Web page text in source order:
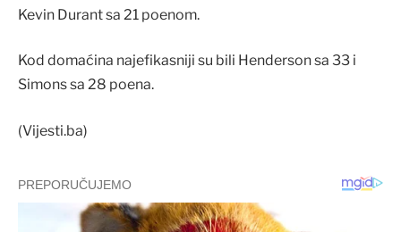
Kevin Durant sa 21 poenom.
Kod domaćina najefikasniji su bili Henderson sa 33 i
Simons sa 28 poena.
(Vijesti.ba)